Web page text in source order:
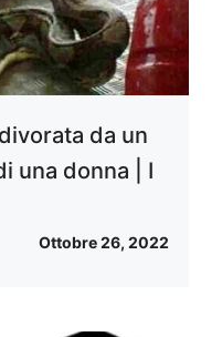
da un
una donna | I
Ottobre 26, 2022